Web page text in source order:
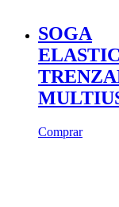
SOGA
Comprar